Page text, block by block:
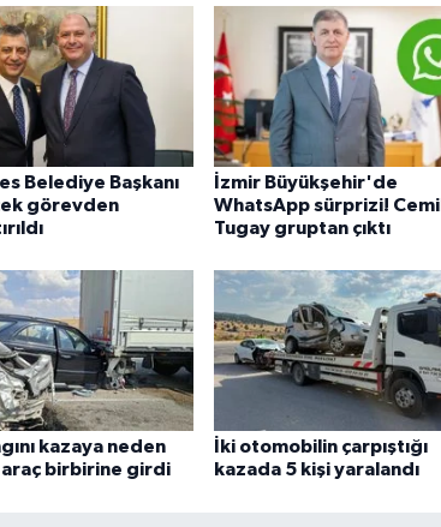
Belediye Başkanı
görevden
İzmir Büyükşehir'de
WhatsApp sürprizi! Cemil
Tugay gruptan çıktı
kazaya neden
araç birbirine girdi
İki otomobilin çarpıştığı
kazada 5 kişi yaralandı